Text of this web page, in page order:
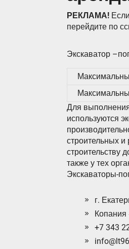
РЕКЛАМА!
перейдите по
Экскаватор
Для
используются
строительных и
строительству
также у тех
Экскаваторы-
г.
Копания
+7 343